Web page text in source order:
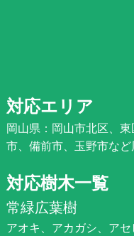
対応エリア
岡山県：岡山市北区、
市、備前市、玉野市な
対応樹木一覧
常緑広葉樹
アオキ、アカガシ、ア